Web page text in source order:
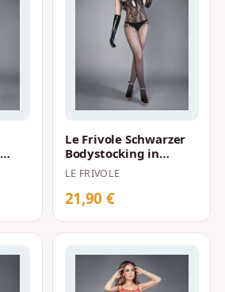
Le Frivole Schwarzer
Bodystocking in
Netzoptik und
Rankenornamenten
LE FRIVOLE
21,90 €